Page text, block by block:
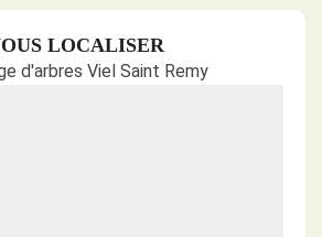
LOCALISER
d'arbres Viel Saint Remy